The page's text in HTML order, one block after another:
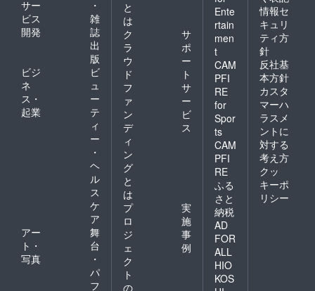
サー
ビス
開発
・
雑
誌
出
版
ビジ
ネ
ス・
起業
ビ
ュ
ー
テ
ィ
ー
・
ヘ
ル
ス
ケ
ア
アー
ト・
写真
舞
台
・
パ
フ
と
は
ク
ラ
ウ
ド
フ
ァ
ン
デ
ィ
ン
グ
と
は
サ
ポ
ー
ト
サ
ー
ビ
ス
プ
ロ
ジ
ェ
ク
ト
の
実
施
事
例
Ente
rtain
men
t
CAM
PFI
RE
for
Spor
ts
CAM
PFI
RE
ふる
さと
納税
AD
FOR
ALL
HIO
KOS
情報セ
キュリ
ティ方
針
反社基
本方針
カスタ
マーハ
ラスメ
ントに
対する
考え方
クッ
キーポ
リシー